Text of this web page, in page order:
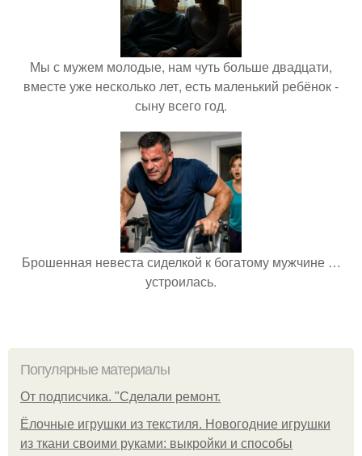
Мы с мужем молодые, нам чуть больше двадцати,
вместе уже несколько лет, есть маленький ребёнок -
сыну всего год.
Брошенная невеста сиделкой к богатому мужчине …
устроилась.
Популярные материалы
От подписчика. "Сделали ремонт.
Ёлочные игрушки из текстиля. Новогодние игрушки
из ткани своими руками: выкройки и способы